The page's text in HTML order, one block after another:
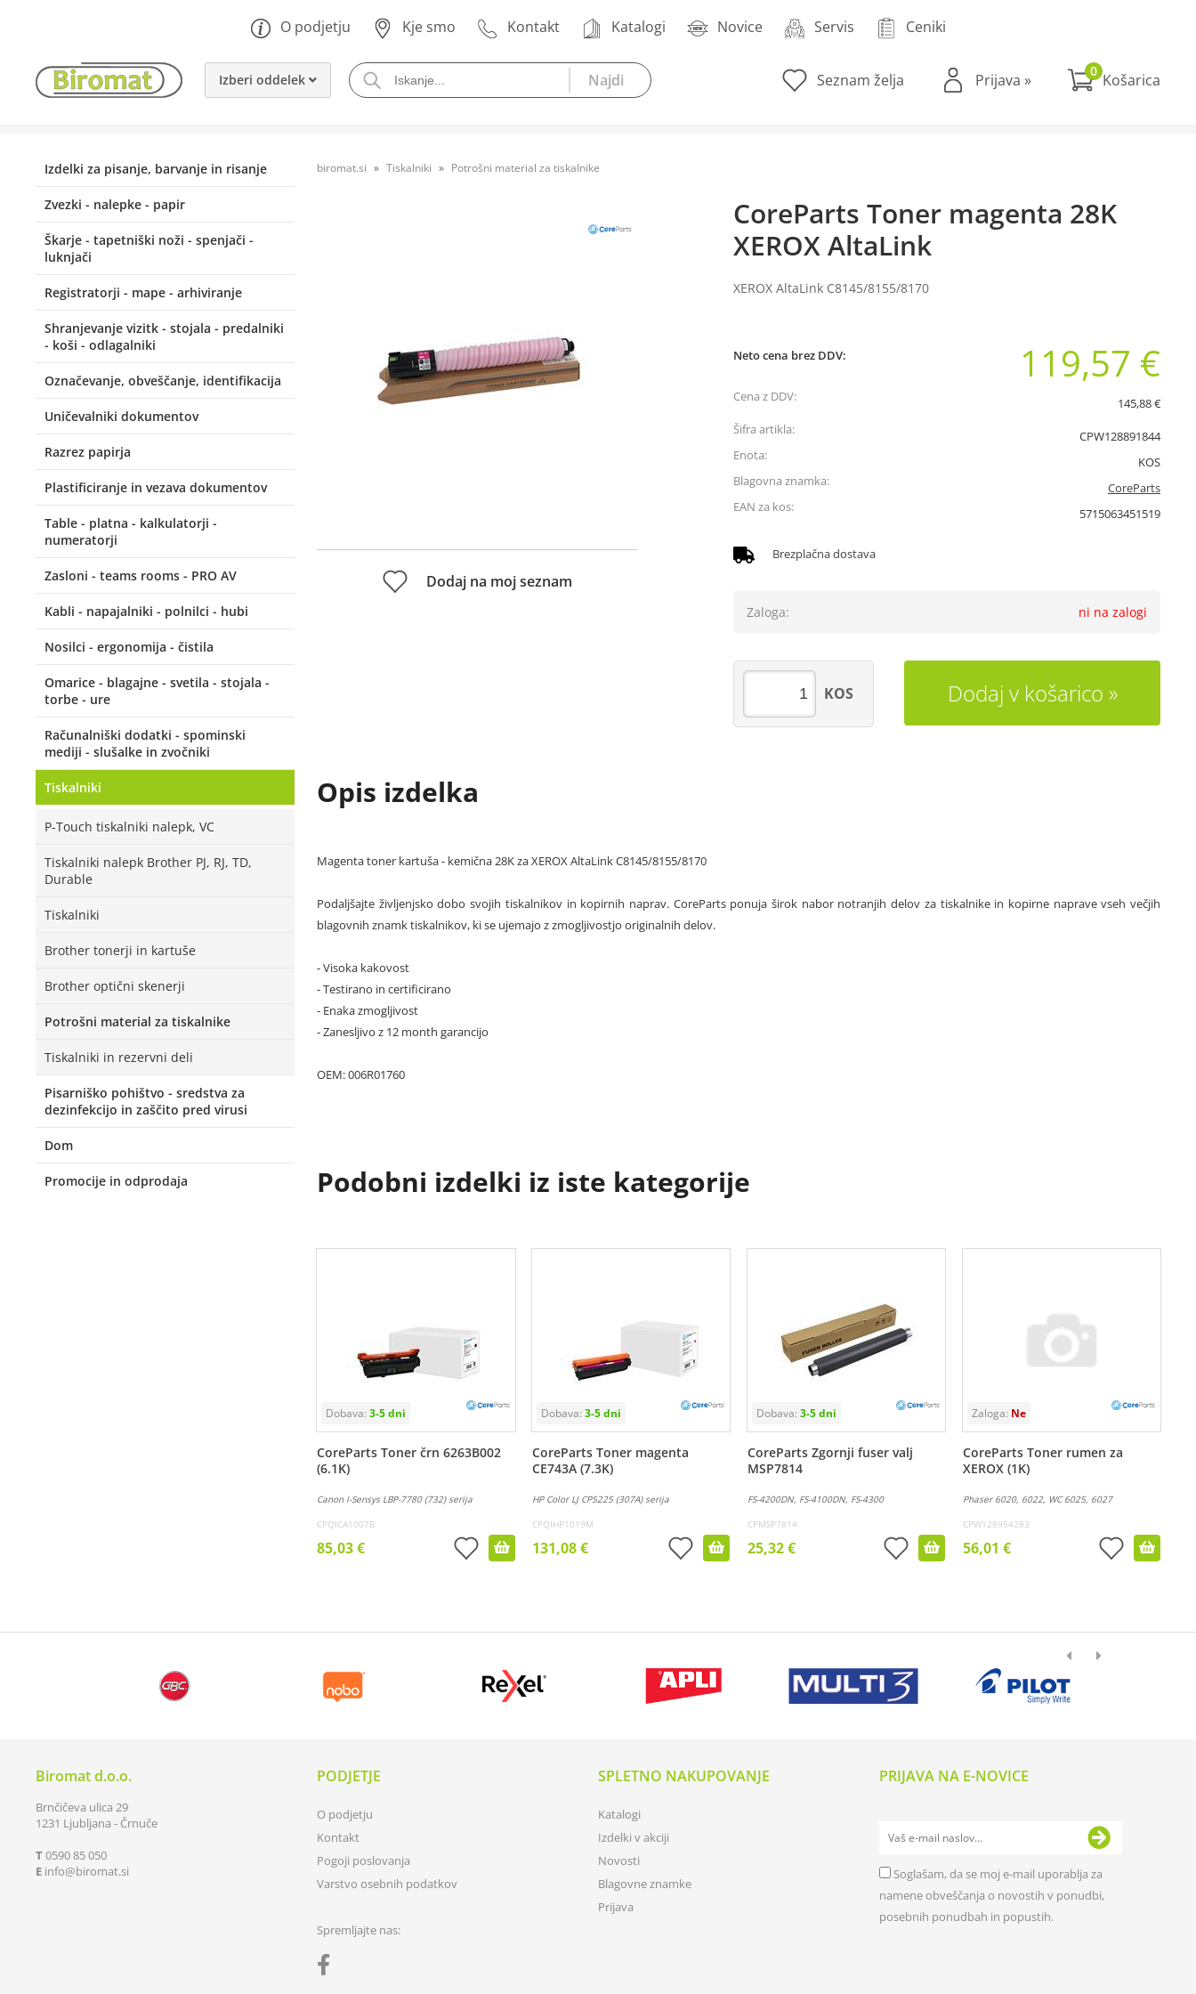
O podjetju Kje smo Kontakt Katalogi Novice Servis Ceniki
Izberi oddelek Seznam želja Prijava » 0
Izdelki za pisanje, barvanje in risanje
Zvezki - nalepke - papir
Škarje - tapetniški noži - spenjači -
luknjači
Registratorji - mape - arhiviranje
Shranjevanje vizitk - stojala - predalniki
- koši - odlagalniki
Označevanje, obveščanje, identifikacija
Uničevalniki dokumentov
Razrez papirja
Plastificiranje in vezava dokumentov
Table - platna - kalkulatorji -
numeratorji
Zasloni - teams rooms - PRO AV
Kabli - napajalniki - polnilci - hubi
Nosilci - ergonomija - čistila
Omarice - blagajne - svetila - stojala -
torbe - ure
Računalniški dodatki - spominski
mediji - slušalke in zvočniki
Tiskalniki
P-Touch tiskalniki nalepk, VC
Tiskalniki nalepk Brother PJ, RJ, TD,
Durable
Tiskalniki
Brother tonerji in kartuše
Brother optični skenerji
Potrošni material za tiskalnike
Tiskalniki in rezervni deli
Pisarniško pohištvo - sredstva za
dezinfekcijo in zaščito pred virusi
Dom
Promocije in odprodaja
biromat.si Tiskalniki Potrošni material za tiskalnike
CoreParts Toner magenta 28K
XEROX AltaLink
XEROX AltaLink C8145/8155/8170
Dodaj na moj seznam
Neto cena brez DDV: 119,57 €
Cena z DDV:
145,88 €
Šifra artikla:
CPW128891844
Enota:
KOS
Blagovna znamka:
CoreParts
EAN za kos:
5715063451519
Brezplačna dostava
Zaloga: ni na zalogi
Dodaj v košarico
KOS
Opis izdelka
Magenta toner kartuša - kemična 28K za XEROX AltaLink C8145/8155/8170
Podaljšajte življenjsko dobo svojih tiskalnikov in kopirnih naprav. CoreParts ponuja širok nabor notranjih delov za tiskalnike in kopirne naprave vseh večjih
blagovnih znamk tiskalnikov, ki se ujemajo z zmogljivostjo originalnih delov.
- Visoka kakovost
- Testirano in certificirano
- Enaka zmogljivost
- Zanesljivo z 12 month garancijo
OEM: 006R01760
Podobni izdelki iz iste kategorije
CoreParts Toner črn 6263B002
(6.1K)
Canon I-Sensys LBP-7780 (732) serija
CPQICA1007B
85,03 €
CoreParts Toner magenta
CE743A (7.3K)
HP Color LJ CP5225 (307A) serija
CPQIHP1019M
131,08 €
CoreParts Zgornji fuser valj
MSP7814
FS-4200DN, FS-4100DN, FS-4300
CPMSP7814
25,32 €
CoreParts Toner rumen za
XEROX (1K)
Phaser 6020, 6022, WC 6025, 6027
CPW128954283
56,01 €
Biromat d.o.o.
Brnčičeva ulica 29
1231 Ljubljana - Črnuče
T0590 85 050
E info biromat.si
PODJETJE
O podjetju
Kontakt
Pogoji poslovanja
Varstvo osebnih podatkov
Spremljajte nas:
SPLETNO NAKUPOVANJE
Katalogi
Izdelki v akciji
Novosti
Blagovne znamke
Prijava
PRIJAVA NA E-NOVICE
Soglašam, da se moj e-mail uporablja za
namene obveščanja o novostih v ponudbi,
posebnih ponudbah in popustih.